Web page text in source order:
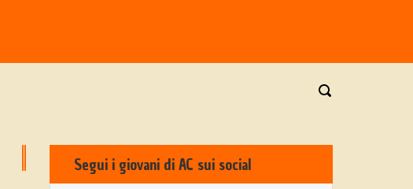
Segui i giovani di AC sui social